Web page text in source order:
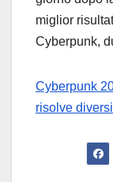
miglior
Cyberpunk,
Cyberpunk
risolve